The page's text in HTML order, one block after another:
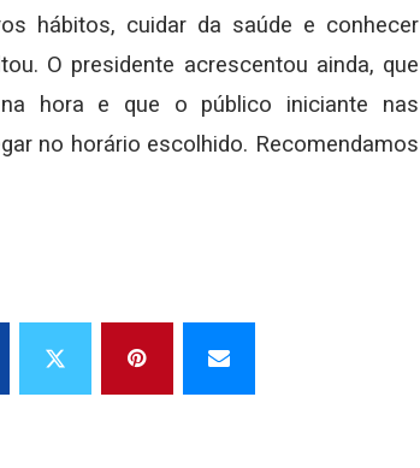
hábitos, cuidar da saúde e conhecer
O presidente acrescentou ainda, que
hora e que o público iniciante nas
no horário escolhido. Recomendamos